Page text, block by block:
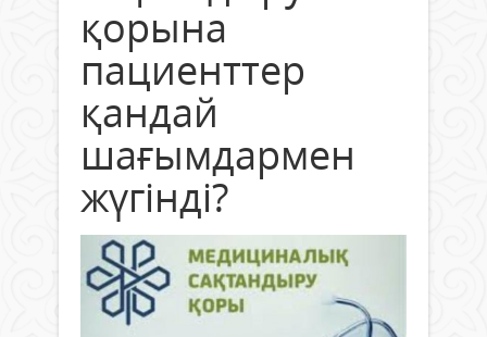
қорына
пациенттер
қандай
шағымдармен
жүгінді?